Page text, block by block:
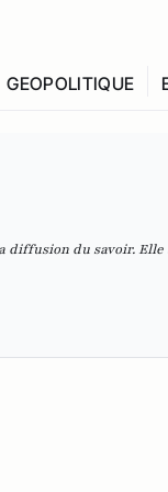
GEOPOLITIQUE
diffusion du savoir.